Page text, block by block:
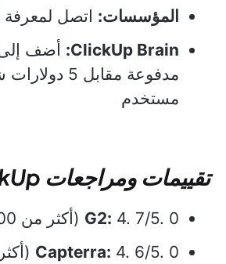
المؤسسات: اتصل لمعرفة
ClickUp Brain: أضف
مدفوعة مقابل 5
مستخدم
تقييمات ومراجعات ClickUp:
G2: 4. 7/5. 0 (أكثر من 10,000 تقييم)
Capterra: